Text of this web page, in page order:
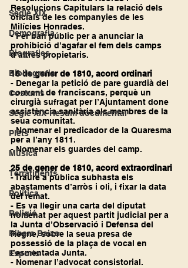
Segle XIX
Demografia
Biografies
Bibliografia
Costums
Segle XIX-Resum documental
Plets
Música
Terratinents
Política
Religió
Ribera Baixa
Esports
Resolucions Capitulars la relació dels
oficials de les companyies de les
Milícies Honrades.
- Fer ban públic per a anunciar la
prohibició d’agafar el fem dels camps
d’altres propietaris.
16 de gener de 1810, acord ordinari
- Denegar la petició de pare guardià del
convent de franciscans, perquè un
cirurgià sufragat per l’Ajuntament done
assistència sanitària als membres de la
seua comunitat.
- Nomenar el predicador de la Quaresma
per a l’any 1811.
- Nomenar els guardes del camp.
25 de gener de 1810, acord extraordinari
- Traure a pública subhasta els
abastaments d’arròs i oli, i fixar la data
del remat.
- Es va llegir una carta del diputat
nomenat per aquest partit judicial per a
la Junta d’Observació i Defensa del
Regne, sobre la seua presa de
possessió de la plaça de vocal en
l’esmentada Junta.
- Nomenar l’advocat consistorial.